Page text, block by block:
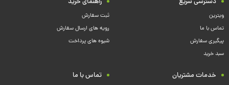
دسترسی سریع
ویترین
تماس با ما
پیگیری سفارش
سبد خرید
راهنمای خرید
ثبت سفارش
رویه های ارسال سفارش
شیوه های پرداخت
خدمات مشتریان تماس با ما